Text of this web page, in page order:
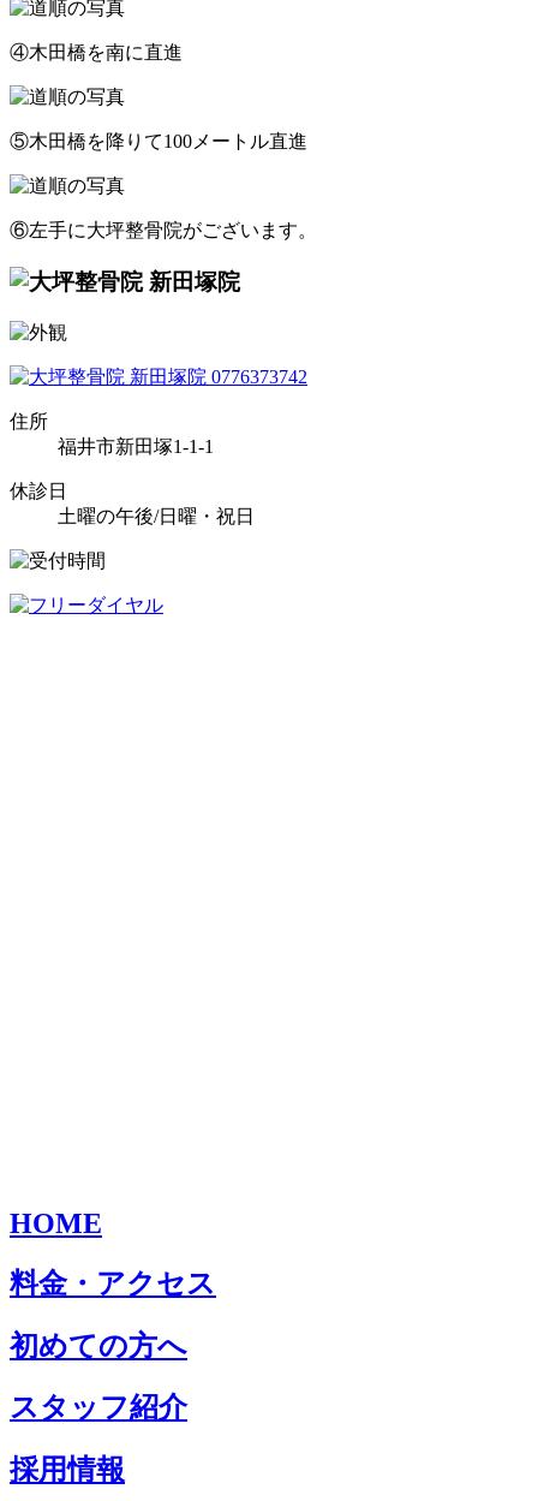
④木田橋を南に直進
⑤木田橋を降りて100メートル直進
⑥左手に大坪整骨院がございます。
住所
福井市新田塚1-1-1
休診日
土曜の午後/日曜・祝日
HOME
料金・アクセス
初めての方へ
スタッフ紹介
採用情報